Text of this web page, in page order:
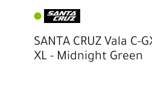
SANTA CRUZ Vala C-
XL - Midnight Green